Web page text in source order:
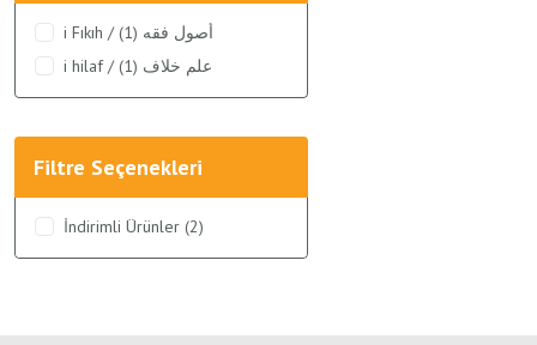
i Fıkıh / أصول فقه (1)
i hilaf / علم خلاف (1)
Filtre Seçenekleri
İndirimli Ürünler (2)